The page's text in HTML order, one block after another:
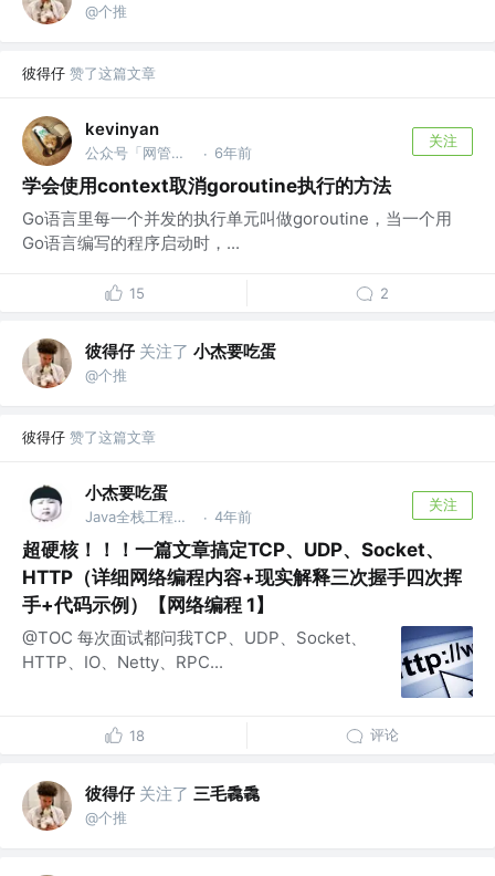
@个推
彼得仔 赞了这篇文章
kevinyan
公众号「网管叨bi叨」 · 6年前
关注
学会使用context取消goroutine执行的方法
Go语言里每一个并发的执行单元叫做goroutine，当一个用
Go语言编写的程序启动时，...
15 2
彼得仔 关注了 小杰要吃蛋
@个推
彼得仔 赞了这篇文章
小杰要吃蛋
Java全栈工程师 @神州电商 · 4年前
关注
超硬核！！！一篇文章搞定TCP、UDP、Socket、
HTTP（详细网络编程内容+现实解释三次握手四次挥
手+代码示例）【网络编程 1】
@TOC 每次面试都问我TCP、UDP、Socket、
HTTP、IO、Netty、RPC...
18 评论
彼得仔 关注了 三毛毳毳
@个推